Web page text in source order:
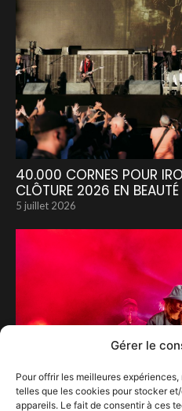
Gérer le
Pour offrir les meilleures
telles que les cookies pour stocker
appareils. Le fait de consentir à ces
40.000 CORNES POUR
CLÔTURE 2026 EN BEAUTÉ
5 juillet 2026